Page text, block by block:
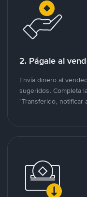
2. Págale al
Envía dinero al
sugeridos. Completa
"Transferido, notificar